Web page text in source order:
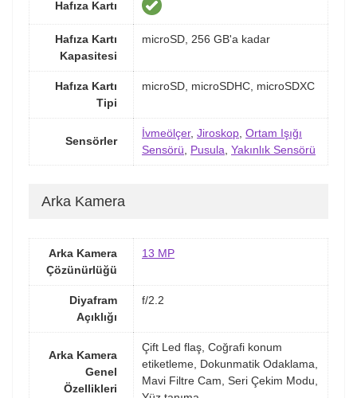
Hafıza Kartı
Hafıza Kartı
Kapasitesi
microSD, 256 GB'a kadar
Hafıza Kartı
Tipi
microSD, microSDHC, microSDXC
Sensörler
İvmeölçer, Jiroskop Ortam Işığı
Sensörü
Pusula Yakınlık Sensörü
Arka Kamera
Arka Kamera
Çözünürlüğü
13 MP
Diyafram
Açıklığı
f/2.2
Arka Kamera
Genel
Özellikleri
Çift Led flaş, Coğrafi konum
etiketleme, Dokunmatik Odaklama,
Mavi Filtre Cam, Seri Çekim Modu,